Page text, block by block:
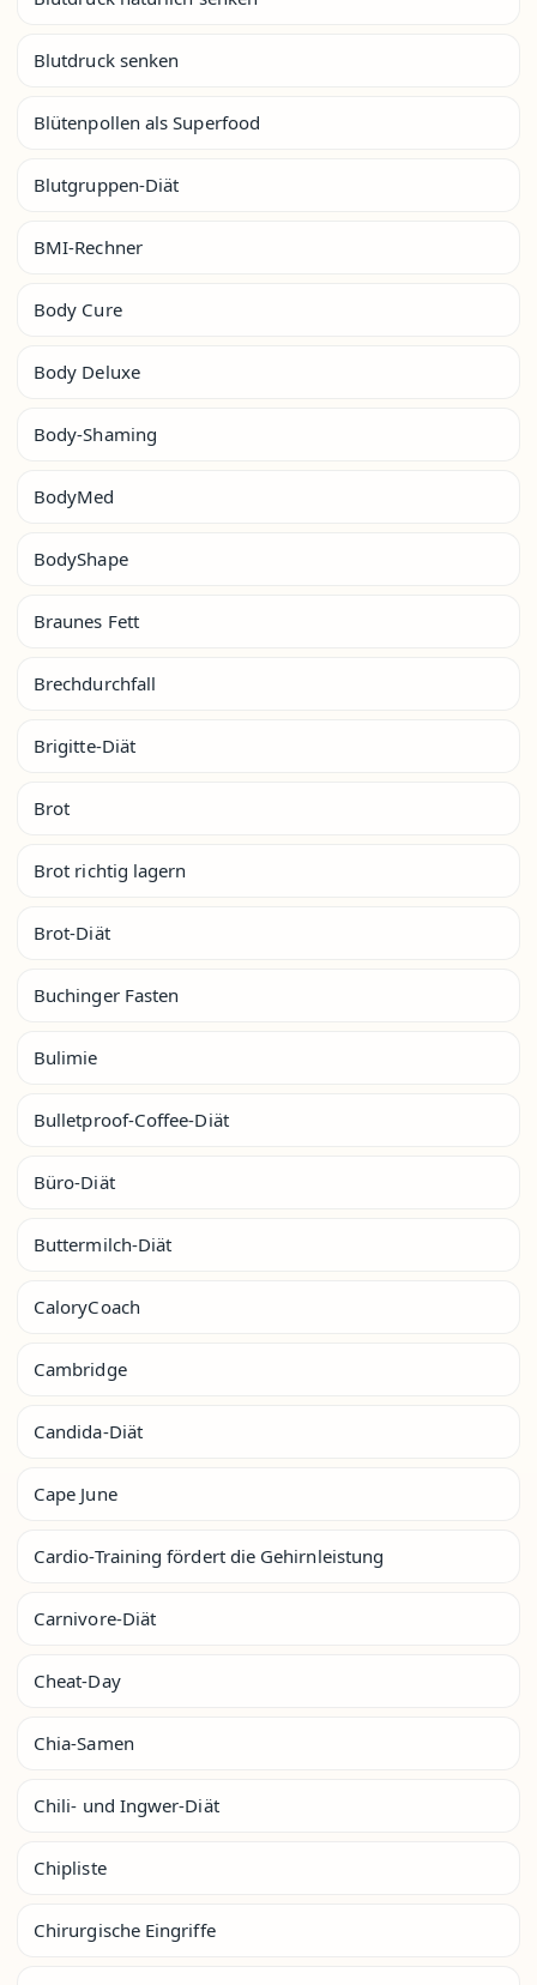
Blutdruck senken
Blütenpollen als Superfood
Blutgruppen-Diät
BMI-Rechner
Body Cure
Body Deluxe
Body-Shaming
BodyMed
BodyShape
Braunes Fett
Brechdurchfall
Brigitte-Diät
Brot
Brot richtig lagern
Brot-Diät
Buchinger Fasten
Bulimie
Bulletproof-Coffee-Diät
Büro-Diät
Buttermilch-Diät
CaloryCoach
Cambridge
Candida-Diät
Cape June
Cardio-Training fördert die Gehirnleistung
Carnivore-Diät
Cheat-Day
Chia-Samen
Chili- und Ingwer-Diät
Chipliste
Chirurgische Eingriffe